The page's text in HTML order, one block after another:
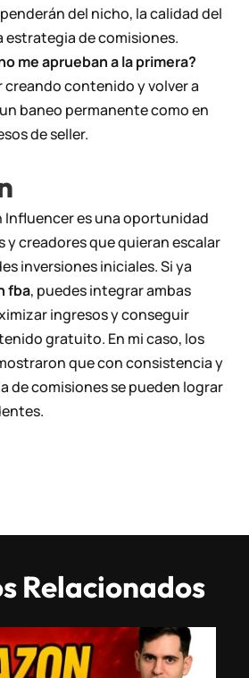
del nicho, la calidad del
estrategia de comisiones.
me aprueban a la primera?
creando contenido y volver a
baneo permanente como en
de seller.
Influencer es una oportunidad
y creadores que quieran escalar
inversiones iniciales. Si ya
fba, puedes integrar ambas
ingresos y conseguir
gratuito. En mi caso, los
que con consistencia y
de comisiones se pueden lograr
Relacionados